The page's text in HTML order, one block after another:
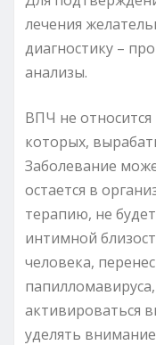
лечения
диагностику –
анализы.
ВПЧ не относится
которых,
Заболевание
остается в
терапию, не
интимной
человека,
активироваться
уделять